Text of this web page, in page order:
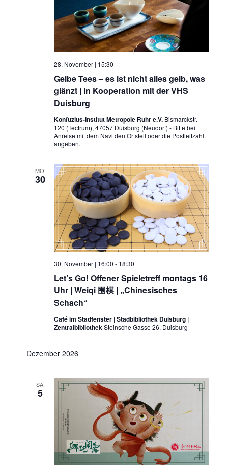
Gelbe Tees – es ist nicht alles gelb, was
glänzt | In Kooperation mit der VHS
Duisburg
28. November | 15:30
Konfuzius-Institut Metropole Ruhr e.V. Bismarckstr.
120 (Tectrum), 47057 Duisburg (Neudorf) - Bitte bei
Anreise mit dem Navi den Ortsteil oder die Postleitzahl
angeben.
MO.
30
Let’s Go! Offener Spieletreff montags 16
Uhr | Weiqi 围棋 | „Chinesisches
Schach“
30. November | 16:00 - 18:30
Café im Stadfenster | Stadbibliothek Duisburg |
ZentralbibliothekSteinsche Gasse 26, Duisburg
Dezember 2026
SA.
5